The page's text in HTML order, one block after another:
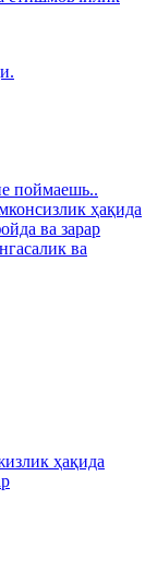
поймаешь..
ҳақида
ва зарар
ва
ҳақида